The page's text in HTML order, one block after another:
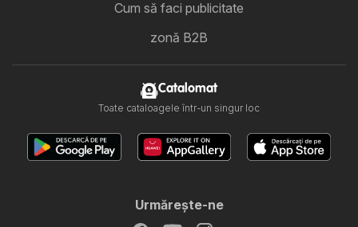
Cum să faci publicitate
zonă B2B
Catalomat
Toate cataloagele într-un singur loc
Urmăreşte-ne